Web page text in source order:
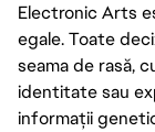
Electronic Arts
egale. Toate
seama de rasă,
identitate sau
informații